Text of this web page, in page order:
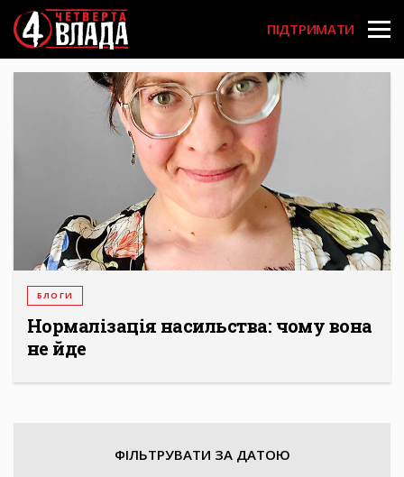
Перейти
до
основного
вмісту
User
account
menu
ПІДТРИМАТИ
БЛОГИ
Нормалізація насильства: чому вона
не йде
ФІЛЬТРУВАТИ ЗА ДАТОЮ